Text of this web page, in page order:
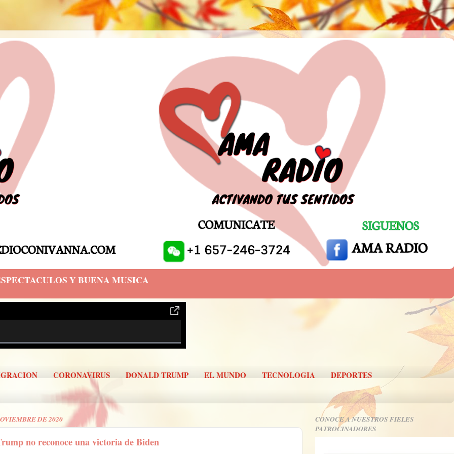
Y BUENA MUSICA
CORONAVIRUS DONALD TRUMP EL MUNDO TECNOLOGIA
DEPORTES
DE 2020
no reconoce una victoria de Biden
CONOCE A NUESTROS FIELES
PATROCINADORES